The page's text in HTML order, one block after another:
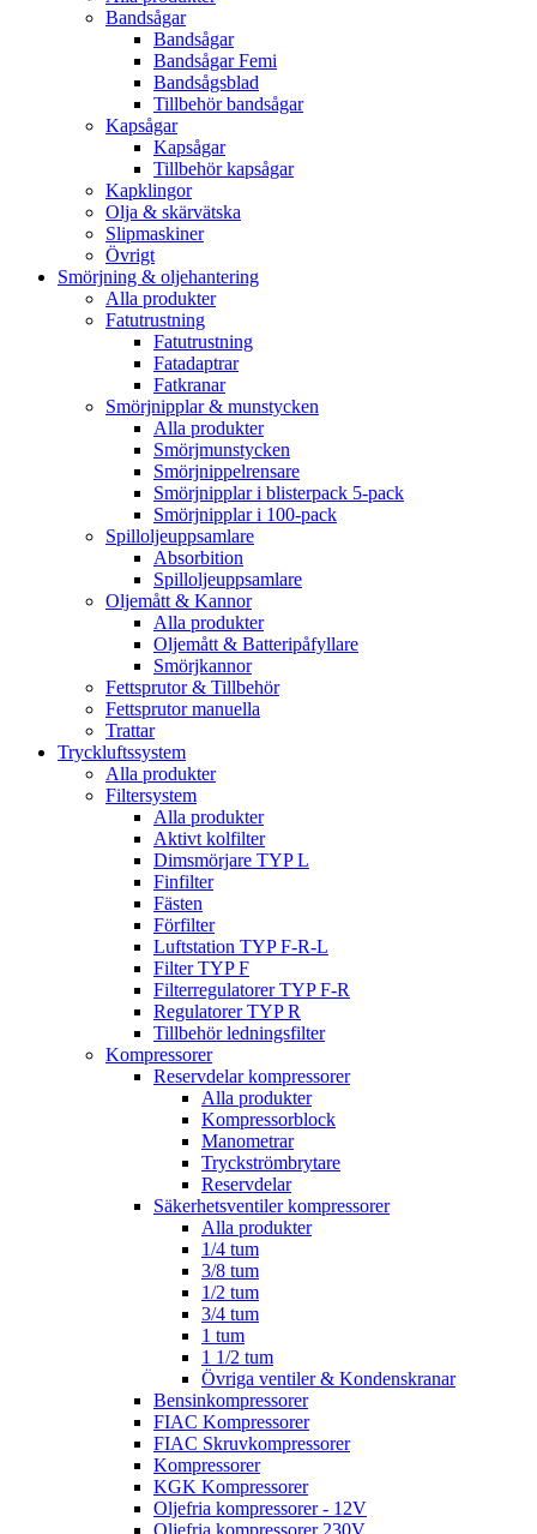
Bandsågar
Bandsågar
Bandsågar Femi
Bandsågsblad
Tillbehör bandsågar
Kapsågar
Kapsågar
Tillbehör kapsågar
Kapklingor
Olja & skärvätska
Slipmaskiner
Övrigt
Smörjning & oljehantering
Alla produkter
Fatutrustning
Fatutrustning
Fatadaptrar
Fatkranar
Smörjnipplar & munstycken
Alla produkter
Smörjmunstycken
Smörjnippelrensare
Smörjnipplar i blisterpack 5-pack
Smörjnipplar i 100-pack
Spilloljeuppsamlare
Absorbition
Spilloljeuppsamlare
Oljemått & Kannor
Alla produkter
Oljemått & Batteripåfyllare
Smörjkannor
Fettsprutor & Tillbehör
Fettsprutor manuella
Trattar
Tryckluftssystem
Alla produkter
Filtersystem
Alla produkter
Aktivt kolfilter
Dimsmörjare TYP L
Finfilter
Fästen
Förfilter
Luftstation TYP F-R-L
Filter TYP F
Filterregulatorer TYP F-R
Regulatorer TYP R
Tillbehör ledningsfilter
Kompressorer
Reservdelar kompressorer
Alla produkter
Kompressorblock
Manometrar
Tryckströmbrytare
Reservdelar
Säkerhetsventiler kompressorer
Alla produkter
1/4 tum
3/8 tum
1/2 tum
3/4 tum
1 tum
1 1/2 tum
Övriga ventiler & Kondenskranar
Bensinkompressorer
FIAC Kompressorer
FIAC Skruvkompressorer
Kompressorer
KGK Kompressorer
Oljefria kompressorer - 12V
Oljefria kompressorer 230V